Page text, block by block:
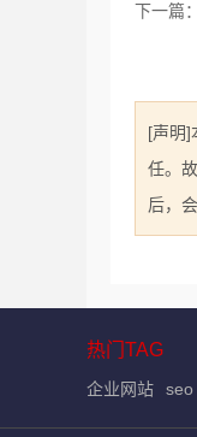
下一篇
[声明]
任。
后，
热门TAG
企业网站 seo